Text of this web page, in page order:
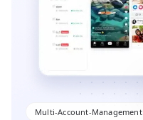
Multi-Account-Management